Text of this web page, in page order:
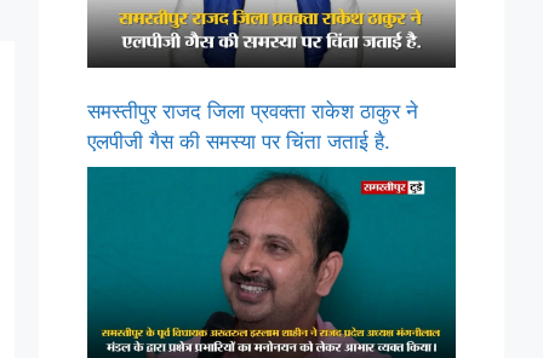
समस्तीपुर राजद जिला प्रवक्ता राकेश ठाकुर ने
एलपीजी गैस की समस्या पर चिंता जताई है.